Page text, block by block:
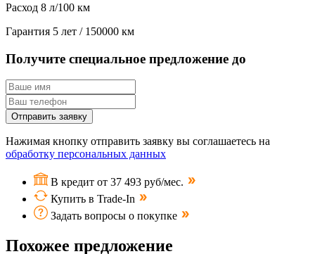
Расход 8 л/100 км
Гарантия 5 лет / 150000 км
Получите специальное предложение до
Отправить заявку
Нажимая кнопку отправить заявку вы соглашаетесь на
обработку персональных данных
В кредит от 37 493 руб/мес.
Купить в Trade-In
Задать вопросы о покупке
Похожее предложение